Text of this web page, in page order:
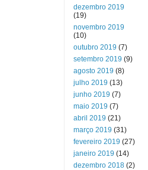
dezembro 2019
(19)
novembro 2019
(10)
outubro 2019 (7)
setembro 2019 (9)
agosto 2019 (8)
julho 2019 (13)
junho 2019 (7)
maio 2019 (7)
abril 2019 (21)
março 2019 (31)
fevereiro 2019 (27)
janeiro 2019 (14)
dezembro 2018 (2)